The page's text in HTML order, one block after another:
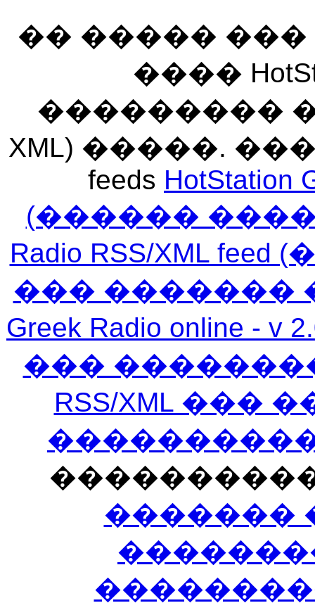
�� �����
����
��������� ���
XML) �����.
feeds HotStation
(������
Radio RSS/XML
��� �������
Greek Radio
���
RSS/XML
�������